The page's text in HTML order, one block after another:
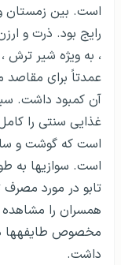
است. بین زمستان
رایج بود. ذرت و
، به ویژه شیر
عمدتاً برای
آن كمبود داشت.
غذایی سنتی را
است که گوشت و
است. سوازی­ها به
تابو در مورد مصرف
همسران را
مخصوص طایفه­ها
داشت.